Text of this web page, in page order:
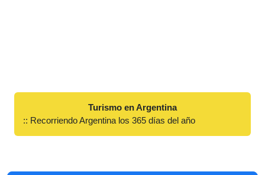
Turismo en Argentina
:: Recorriendo Argentina los 365 días del año